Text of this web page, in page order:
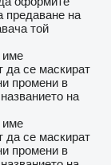
предаване на
той
име
да се маскират
промени в
на
име
да се маскират
промени в